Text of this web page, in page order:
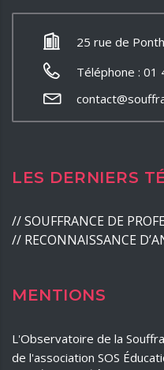
25 rue de
Téléphone : 01
LES DERNIERS
//SOUFFRANCE DE
// RECONNAISSANCE
MENTIONS
L'Observatoire de la
de l'association SOS